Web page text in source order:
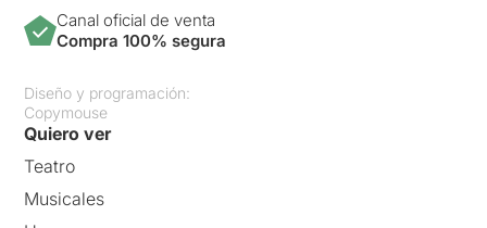
Canal oficial de venta
Compra 100% segura
Diseño y programación:
Copymouse
Quiero ver
Teatro
Musicales